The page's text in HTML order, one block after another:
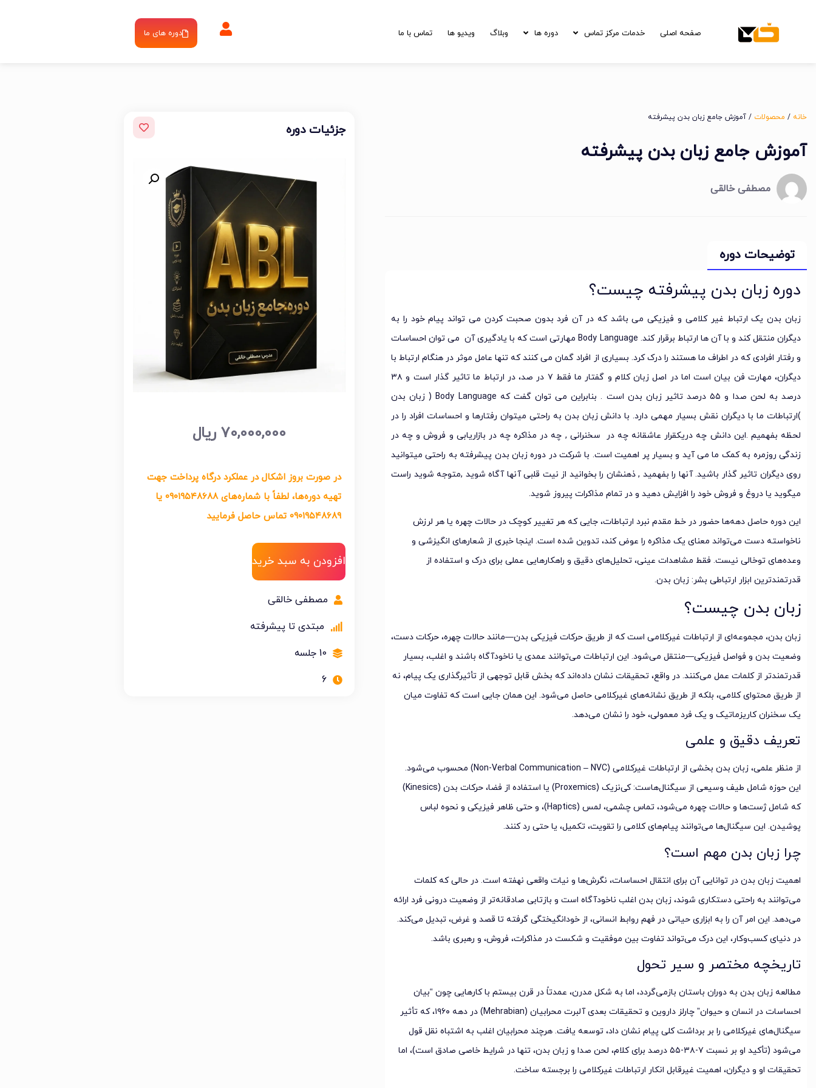
صفحه اصلی خدمات مرکز تماس دوره ها وبلاگ ویدیو ها تماس با ما دوره های ما
خانه / محصولات / آموزش جامع زبان بدن پیشرفته
آموزش جامع زبان بدن پیشرفته
مصطفی خالقی
توضیحات دوره
دوره زبان بدن پیشرفته چیست؟
زبان بدن یک ارتباط غیر کلامی و فیزیکی می باشد که در آن فرد بدون صحبت کردن می تواند پیام خود را به
دیگران منتقل کند و با آن ها ارتباط برقرار کند. Body Language مهارتی است که با یادگیری آن می توان احساسات
و رفتار افرادی که در اطراف ما هستند را درک کرد. بسیاری از افراد گمان می کنند که تنها عامل موثر در هنگام ارتباط با
دیگران،
مهارت فن بیان است اما در اصل زبان کلام و گفتار ما فقط ۷ در صد، در ارتباط ما تاثیر گذار است و ۳۸
درصد به لحن صدا و ۵۵ درصد تاثیر زبان بدن است . بنابراین می توان گفت که Body Language ( زبان بدن
)ارتباطات ما با دیگران نقش بسیار مهمی دارد. با دانش زبان بدن به راحتی میتوان رفتارها و احساسات افراد را در
لحظه بفهمیم .این دانش چه دریکقرار عاشقانه چه در سخنرانی , چه در مذاکره چه در بازاریابی و فروش و چه در
زندگی روزمره به کمک ما می آید و بسیار پر اهمیت است. با شرکت در دوره زبان بدن پیشرفته به راحتی میتوانید
روی دیگران تاثیر گذار باشید. آنها را بفهمید , ذهنشان را بخوانید از نیت قلبی آنها آگاه شوید ,متوجه شوید راست
میگوید یا دروغ و فروش خود را افزایش دهید و در تمام مذاکرات پیروز شوید.
این دوره حاصل دهه‌ها حضور در خط مقدم نبرد ارتباطات، جایی که هر تغییر کوچک در حالات چهره یا هر لرزش
ناخواسته دست می‌تواند معنای یک مذاکره را عوض کند، تدوین شده است. اینجا خبری از شعارهای انگیزشی و
وعده‌های توخالی نیست. فقط مشاهدات عینی، تحلیل‌های دقیق و راهکارهایی عملی برای درک و استفاده از
قدرتمندترین ابزار ارتباطی بشر: زبان بدن.
زبان بدن چیست؟
زبان بدن، مجموعه‌ای از ارتباطات غیرکلامی است که از طریق حرکات فیزیکی بدن—مانند حالات چهره، حرکات دست،
وضعیت بدن و فواصل فیزیکی—منتقل می‌شود. این ارتباطات می‌توانند عمدی یا ناخودآگاه باشند و اغلب، بسیار
قدرتمندتر از کلمات عمل می‌کنند. در واقع، تحقیقات نشان داده‌اند که بخش قابل توجهی از تأثیرگذاری یک پیام، نه
از طریق محتوای کلامی، بلکه از طریق نشانه‌های غیرکلامی حاصل می‌شود. این همان جایی است که تفاوت میان
یک سخنران کاریزماتیک و یک فرد معمولی، خود را نشان می‌دهد.
تعریف دقیق و علمی
از منظر علمی، زبان بدن بخشی از ارتباطات غیرکلامی (Non-Verbal Communication – NVC) محسوب می‌شود.
این حوزه شامل طیف وسیعی از سیگنال‌هاست: کی‌نزیک (Proxemics) یا استفاده از فضا، حرکات بدن (Kinesics)
که شامل ژست‌ها و حالات چهره می‌شود، تماس چشمی، لمس (Haptics)، و حتی ظاهر فیزیکی و نحوه لباس
پوشیدن. این سیگنال‌ها می‌توانند پیام‌های کلامی را تقویت، تکمیل، یا حتی رد کنند.
چرا زبان بدن مهم است؟
اهمیت زبان بدن در توانایی آن برای انتقال احساسات، نگرش‌ها و نیات واقعی نهفته است. در حالی که کلمات
می‌توانند به راحتی دستکاری شوند، زبان بدن اغلب ناخودآگاه است و بازتابی صادقانه‌تر از وضعیت درونی فرد ارائه
می‌دهد. این امر آن را به ابزاری حیاتی در فهم روابط انسانی، از خودانگیختگی گرفته تا قصد و غرض، تبدیل می‌کند.
در دنیای کسب‌وکار، این درک می‌تواند تفاوت بین موفقیت و شکست در مذاکرات، فروش، و رهبری باشد.
تاریخچه مختصر و سیر تحول
مطالعه زبان بدن به دوران باستان بازمی‌گردد، اما به شکل مدرن، عمدتاً در قرن بیستم با کارهایی چون “بیان
احساسات در انسان و حیوان” چارلز داروین و تحقیقات بعدی آلبرت محرابیان (Mehrabian) در دهه ۱۹۶۰، که تأثیر
سیگنال‌های غیرکلامی را بر برداشت کلی پیام نشان داد، توسعه یافت. هرچند محرابیان اغلب به اشتباه نقل قول
می‌شود (تأکید او بر نسبت ۷-۳۸-۵۵ درصد برای کلام، لحن صدا و زبان بدن، تنها در شرایط خاصی صادق است)، اما
تحقیقات او و دیگران، اهمیت غیرقابل انکار ارتباطات غیرکلامی را برجسته ساخت.
جزئیات دوره
70,000,000 ریال
در صورت بروز اشکال در عملکرد درگاه پرداخت جهت
تهیه دوره‌ها، لطفاً با شماره‌های ۰۹۰۱۹۵۴۸۶۸۸ یا
۰۹۰۱۹۵۴۸۶۸۹ تماس حاصل فرمایید
افزودن به سبد خرید
مصطفی خالقی
مبتدی تا پیشرفته
10 جلسه
6